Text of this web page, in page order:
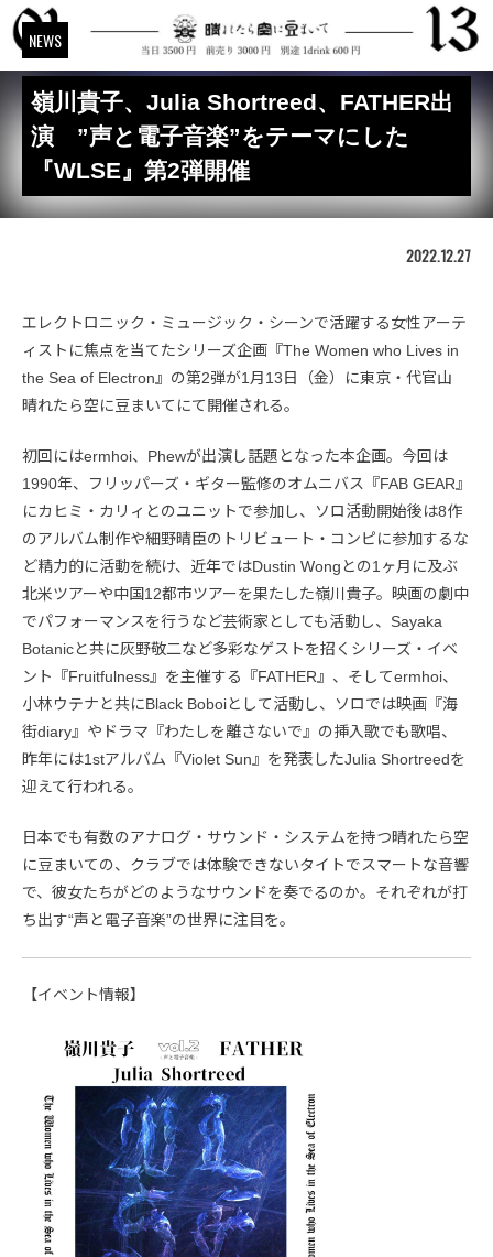
NEWS
嶺川貴子、Julia Shortreed、FATHER出
演 ”声と電子音楽”をテーマにした
『WLSE』第2弾開催
2022.12.27
エレクトロニック・ミュージック・シーンで活躍する女性アーテ
ィストに焦点を当てたシリーズ企画『The Women who Lives in
the Sea of Electron』の第2弾が1月13日（金）に東京・代官山
晴れたら空に豆まいてにて開催される。
初回にはermhoi、Phewが出演し話題となった本企画。今回は
1990年、フリッパーズ・ギター監修のオムニバス『FAB GEAR』
にカヒミ・カリィとのユニットで参加し、ソロ活動開始後は8作
のアルバム制作や細野晴臣のトリビュート・コンピに参加するな
ど精力的に活動を続け、近年ではDustin Wongとの1ヶ月に及ぶ
北米ツアーや中国12都市ツアーを果たした嶺川貴子。映画の劇中
でパフォーマンスを行うなど芸術家としても活動し、Sayaka
Botanicと共に灰野敬二など多彩なゲストを招くシリーズ・イベ
ント『Fruitfulness』を主催する『FATHER』、そしてermhoi、
小林ウテナと共にBlack Boboiとして活動し、ソロでは映画『海
街diary』やドラマ『わたしを離さないで』の挿入歌でも歌唱、
昨年には1stアルバム『Violet Sun』を発表したJulia Shortreedを
迎えて行われる。
日本でも有数のアナログ・サウンド・システムを持つ晴れたら空
に豆まいての、クラブでは体験できないタイトでスマートな音響
で、彼女たちがどのようなサウンドを奏でるのか。それぞれが打
ち出す“声と電子音楽”の世界に注目を。
【イベント情報】